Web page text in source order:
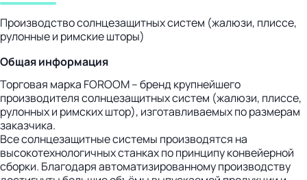
Производство солнцезащитных систем (жалюзи, плиссе,
рулонные и римские шторы)
Общая информация
Торговая марка FOROOM – бренд крупнейшего
производителя солнцезащитных систем (жалюзи, плиссе,
рулонных и римских штор), изготавливаемых по размерам
заказчика.
Все солнцезащитные системы производятся на
высокотехнологичных станках по принципу конвейерной
сборки. Благодаря автоматизированному производству